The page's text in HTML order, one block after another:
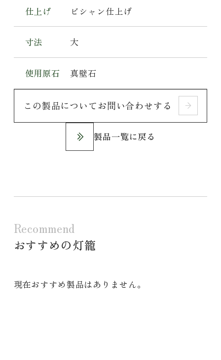
仕上げ ビシャン仕上げ
寸法 大
使用原石 真壁石
この製品についてお問い合わせする
製品一覧に戻る
Recommend
おすすめの灯籠
現在おすすめ製品はありません。